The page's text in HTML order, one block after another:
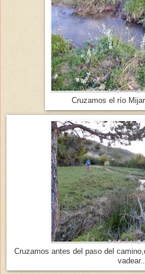
Cruzamos el río
Cruzamos antes del paso del